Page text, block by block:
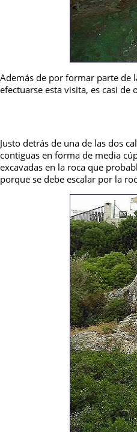
Además de por formar parte de
efectuarse esta visita, es casi
Justo detrás de una de las dos
contiguas en forma de media
excavadas en la roca que
porque se debe escalar por la